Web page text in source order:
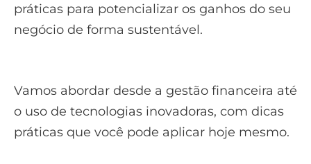
práticas para potencializar os ganhos do seu
negócio de forma sustentável.
Vamos abordar desde a gestão financeira até
o uso de tecnologias inovadoras, com dicas
práticas que você pode aplicar hoje mesmo.